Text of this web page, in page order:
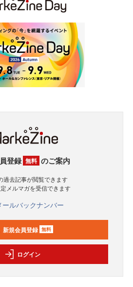
登録 無料 のご案内
過去記事が閲覧できます
定メルマガを受信できます
ールバックナンバー
新規会員登録 無料
ログイン